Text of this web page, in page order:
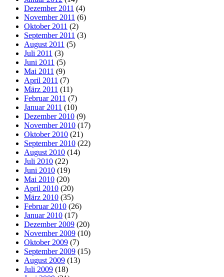
Dezember 2011 (4)
November 2011 (6)
Oktober 2011 (2)
September 2011 (3)
August 2011 (5)
Juli 2011 (3)
Juni 2011 (5)
Mai 2011 (9)
April 2011 (7)
März 2011 (11)
Februar 2011 (7)
Januar 2011 (10)
Dezember 2010 (9)
November 2010 (17)
Oktober 2010 (21)
September 2010 (22)
August 2010 (14)
Juli 2010 (22)
Juni 2010 (19)
Mai 2010 (20)
April 2010 (20)
März 2010 (35)
Februar 2010 (26)
Januar 2010 (17)
Dezember 2009 (20)
November 2009 (10)
Oktober 2009 (7)
September 2009 (15)
August 2009 (13)
Juli 2009 (18)